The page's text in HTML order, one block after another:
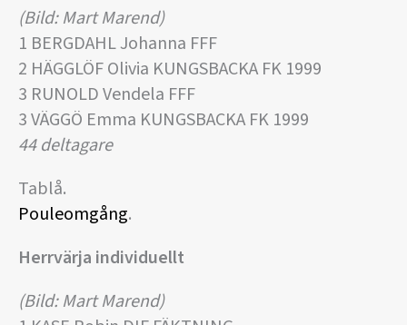
(Bild: Mart Marend)
1 BERGDAHL Johanna FFF
2 HÄGGLÖF Olivia KUNGSBACKA FK 1999
3 RUNOLD Vendela FFF
3 VÄGGÖ Emma KUNGSBACKA FK 1999
44 deltagare
Tablå.
Pouleomgång.
Herrvärja individuellt
(Bild: Mart Marend)